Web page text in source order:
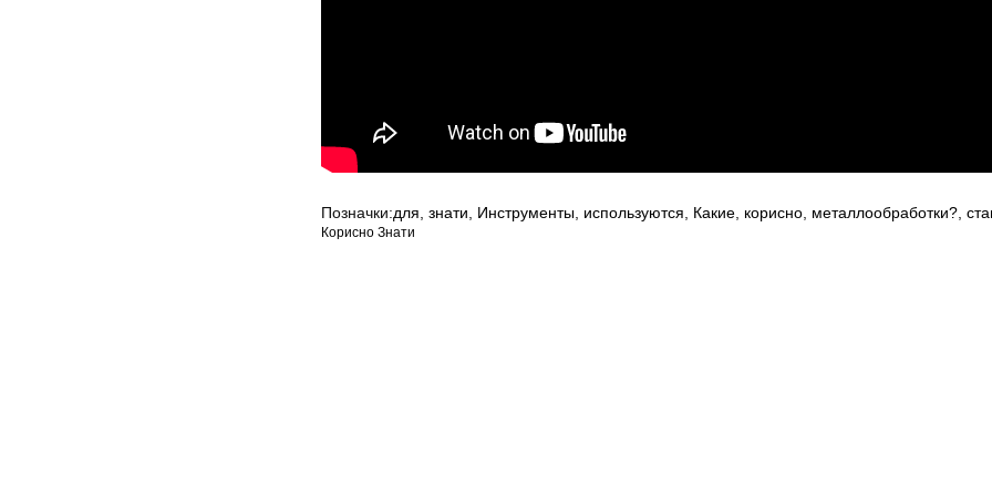
Позначки:для знати Инструменты используются Какие корисно металлообработки?
Корисно Знати